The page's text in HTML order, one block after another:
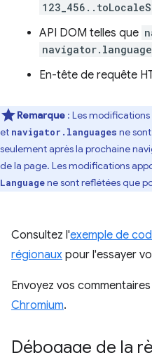
API DOM telles que
En-tête de requête
Remarque : Les
et navigator.languages ne
seulement après la prochaine
de la page. Les modifications
Languagene sont reflétées que
Consultez l'exemple de
régionaux pour l'essayer
Envoyez vos
Chromium.
Débogage de la